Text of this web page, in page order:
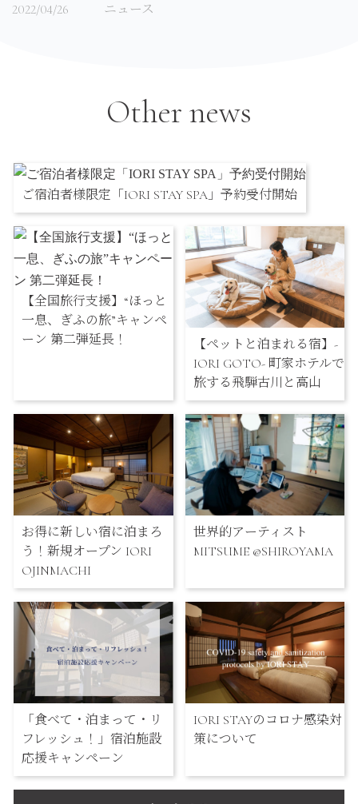
2022/04/26 ニュース
Other news
ご宿泊者様限定「IORI STAY SPA」予約受付開始
【全国旅行支援】“ほっと
一息、ぎふの旅”キャンペ
ーン 第二弾延長！
【ペットと泊まれる宿】-
IORI GOTO- 町家ホテルで
旅する飛騨古川と高山
お得に新しい宿に泊まろ
う！新規オープン IORI
OJINMACHI
世界的アーティスト
MITSUME @SHIROYAMA
「食べて・泊まって・リ
フレッシュ！」宿泊施設
応援キャンペーン
IORI STAYのコロナ感染対
策について